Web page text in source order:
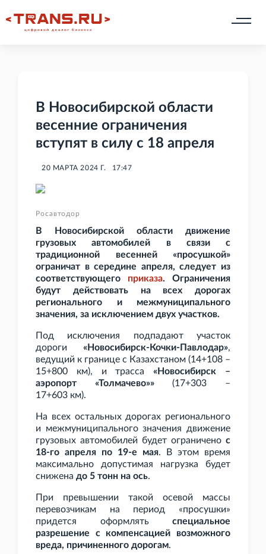
В Новосибирской области
весенние ограничения
вступят в силу с 18 апреля
20 МАРТА 2024 Г. 17:47
Росавтодор
В Новосибирской области движение
грузовых автомобилей в связи с
традиционной весенней «просушкой»
ограничат в середине апреля, следует из
соответствующего приказа. Ограничения
будут действовать на всех дорогах
регионального и межмуниципального
значения, за исключением двух участков.
Под исключения подпадают участок
дороги «Новосибирск-Кочки-Павлодар»,
ведущий к границе с Казахстаном (14+108 –
15+800
км), и трасса«Новосибирск –
аэропорт «Толмачево»»(17+303 –
17+603 км).
На всех остальных дорогах регионального
и межмуниципального значения движение
грузовых автомобилей будет ограничено с
18-го апреля по 19-е мая. В этом время
максимально допустимая нагрузка будет
снижена до 5 тонн на ось.
При превышении такой осевой массы
перевозчикам на период «просушки»
придется оформлять специальное
разрешение с компенсацией возможного
вреда, причиненного дорогам.